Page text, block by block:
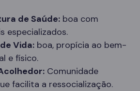
de Saúde: boa com
especializados.
Vida: boa, propícia ao bem-
e físico.
Comunidade
facilita a ressocialização.